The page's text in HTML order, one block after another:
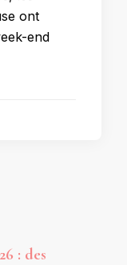
ont
end
: des